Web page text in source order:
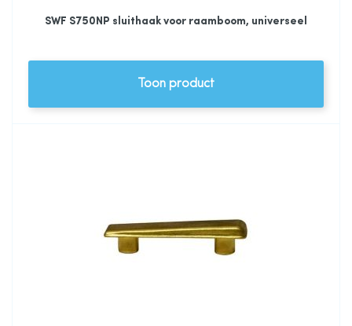
SWF S750NP sluithaak voor raamboom, universeel
Toon product